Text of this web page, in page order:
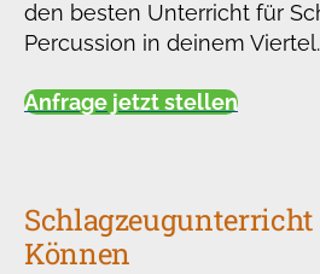
den besten Unterricht für
Percussion in deinem Viertel.
Anfrage jetzt stellen
Schlagzeugunterricht
Können